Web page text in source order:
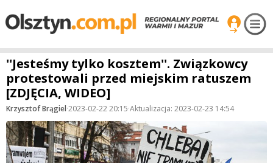
''Jesteśmy tylko kosztem''. Związkowcy
protestowali przed miejskim ratuszem
[ZDJĘCIA, WIDEO]
Krzysztof Brągiel·2023-02-22 20:15·Aktualizacja: 2023-02-23 14:54